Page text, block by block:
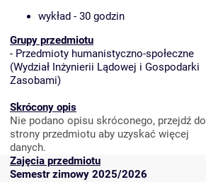
wykład - 30 godzin
Grupy przedmiotu
- Przedmioty humanistyczno-społeczne
(Wydział Inżynierii Lądowej i Gospodarki
Zasobami)
Skrócony opis
Nie podano opisu skróconego, przejdź do
strony przedmiotu aby uzyskać więcej
danych.
Zajęcia przedmiotu
Semestr zimowy 2025/2026